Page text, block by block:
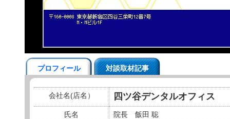
プロフィール 対談取材記事
会社名(店名） 四ツ谷デンタルオフィス
氏名
院長 飯田 聡